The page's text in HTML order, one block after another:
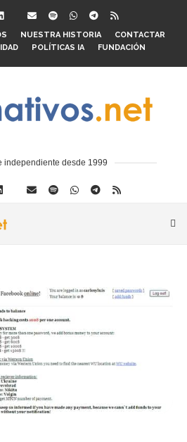
NUESTRA HISTORIA
CONTACTAR
POLÍTICAS IA FUNDACIÓN
independiente desde 1999